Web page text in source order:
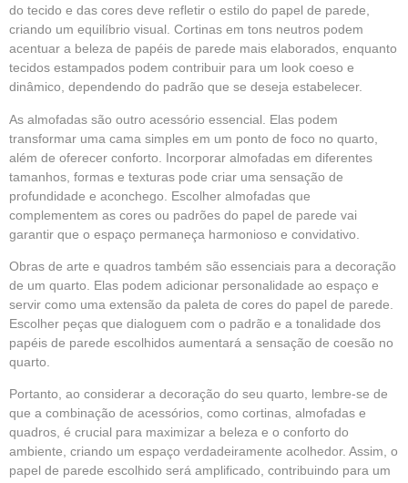
do tecido e das cores deve refletir o estilo do papel de parede,
criando um equilíbrio visual. Cortinas em tons neutros podem
acentuar a beleza de papéis de parede mais elaborados, enquanto
tecidos estampados podem contribuir para um look coeso e
dinâmico, dependendo do padrão que se deseja estabelecer.
As almofadas são outro acessório essencial. Elas podem
transformar uma cama simples em um ponto de foco no quarto,
além de oferecer conforto. Incorporar almofadas em diferentes
tamanhos, formas e texturas pode criar uma sensação de
profundidade e aconchego. Escolher almofadas que
complementem as cores ou padrões do papel de parede vai
garantir que o espaço permaneça harmonioso e convidativo.
Obras de arte e quadros também são essenciais para a decoração
de um quarto. Elas podem adicionar personalidade ao espaço e
servir como uma extensão da paleta de cores do papel de parede.
Escolher peças que dialoguem com o padrão e a tonalidade dos
papéis de parede escolhidos aumentará a sensação de coesão no
quarto.
Portanto, ao considerar a decoração do seu quarto, lembre-se de
que a combinação de acessórios, como cortinas, almofadas e
quadros, é crucial para maximizar a beleza e o conforto do
ambiente, criando um espaço verdadeiramente acolhedor. Assim, o
papel de parede escolhido será amplificado, contribuindo para um